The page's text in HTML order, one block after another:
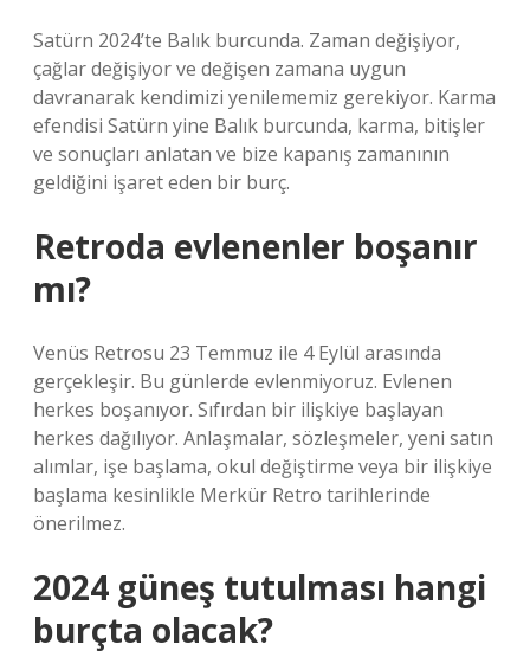
Satürn 2024’te Balık burcunda. Zaman değişiyor,
çağlar değişiyor ve değişen zamana uygun
davranarak kendimizi yenilememiz gerekiyor. Karma
efendisi Satürn yine Balık burcunda, karma, bitişler
ve sonuçları anlatan ve bize kapanış zamanının
geldiğini işaret eden bir burç.
Retroda evlenenler boşanır
mı?
Venüs Retrosu 23 Temmuz ile 4 Eylül arasında
gerçekleşir. Bu günlerde evlenmiyoruz. Evlenen
herkes boşanıyor. Sıfırdan bir ilişkiye başlayan
herkes dağılıyor. Anlaşmalar, sözleşmeler, yeni satın
alımlar, işe başlama, okul değiştirme veya bir ilişkiye
başlama kesinlikle Merkür Retro tarihlerinde
önerilmez.
2024 güneş tutulması hangi
burçta olacak?